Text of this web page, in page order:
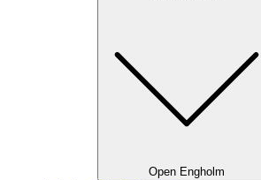
Open Engholm